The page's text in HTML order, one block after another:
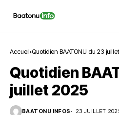
Accueil Quotidien BAATONU du 23
Quotidien
juillet 2025
BAATONU INFOS 23 JUILLET